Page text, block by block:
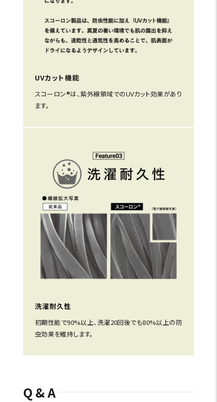
UVカット機能
スコーロン®は、紫外線領域でのUVカット効果があり
ます。
洗濯耐久性
初期性能で90%以上、洗濯20回後でも80%以上の防
虫効果を維持します。
Q&A